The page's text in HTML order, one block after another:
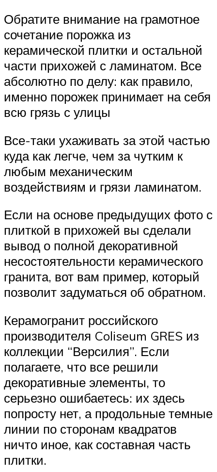
Обратите внимание на грамотное
сочетание порожка из
керамической плитки и остальной
части прихожей с ламинатом. Все
абсолютно по делу: как правило,
именно порожек принимает на себя
всю грязь с улицы
Все-таки ухаживать за этой частью
куда как легче, чем за чутким к
любым механическим
воздействиям и грязи ламинатом.
Если на основе предыдущих фото с
плиткой в прихожей вы сделали
вывод о полной декоративной
несостоятельности керамического
гранита, вот вам пример, который
позволит задуматься об обратном.
Керамогранит российского
производителя Coliseum GRES из
коллекции “Версилия”. Если
полагаете, что все решили
декоративные элементы, то
серьезно ошибаетесь: их здесь
попросту нет, а продольные темные
линии по сторонам квадратов
ничто иное, как составная часть
плитки.